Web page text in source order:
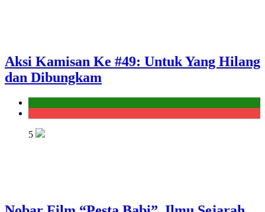
Aksi Kamisan Ke #49: Untuk Yang Hilang
dan Dibungkam
5